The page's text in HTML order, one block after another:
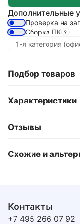
Дополнительные
Проверка на
Сборка ПК
Подбор товаров
Характеристики
Отзывы
Схожие и
Контакты
+7 495 266 07 92